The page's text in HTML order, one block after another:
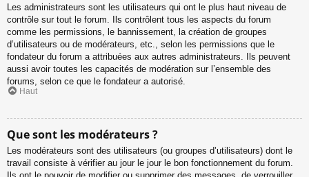
Les administrateurs sont les utilisateurs qui ont le plus haut niveau de
contrôle sur tout le forum. Ils contrôlent tous les aspects du forum
comme les permissions, le bannissement, la création de groupes
d’utilisateurs ou de modérateurs, etc., selon les permissions que le
fondateur du forum a attribuées aux autres administrateurs. Ils peuvent
aussi avoir toutes les capacités de modération sur l’ensemble des
forums, selon ce que le fondateur a autorisé.
Haut
Que sont les modérateurs ?
Les modérateurs sont des utilisateurs (ou groupes d’utilisateurs) dont le
travail consiste à vérifier au jour le jour le bon fonctionnement du forum.